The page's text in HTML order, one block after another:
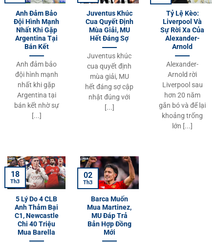
Anh Đảm Bảo
Đội Hình Mạnh
Nhất Khi Gặp
Argentina Tại
Bán Kết
Anh đảm bảo
đội hình mạnh
nhất khi gặp
Argentina tại
bán kết nhờ sự
[...]
Juventus Khúc
Cua Quyết Định
Mùa Giải, MU
Hết Đáng Sợ
Juventus khúc
cua quyết định
mùa giải, MU
hết đáng sợ cập
nhật đúng với
[...]
Tỷ Lệ Kèo:
Liverpool Và
Sự Rời Xa Của
Alexander-
Arnold
Alexander-
Arnold rời
Liverpool sau
hơn 20 năm
gắn bó và để lại
khoảng trống
lớn [...]
5 Lý Do 4 CLB
Anh Thảm Bại
C1, Newcastle
Chi 40 Triệu
Mua Barella
18
Th3
Barca Muốn
Mua Martinez,
MU Đáp Trả
Bản Hợp Đồng
Mới
02
Th3